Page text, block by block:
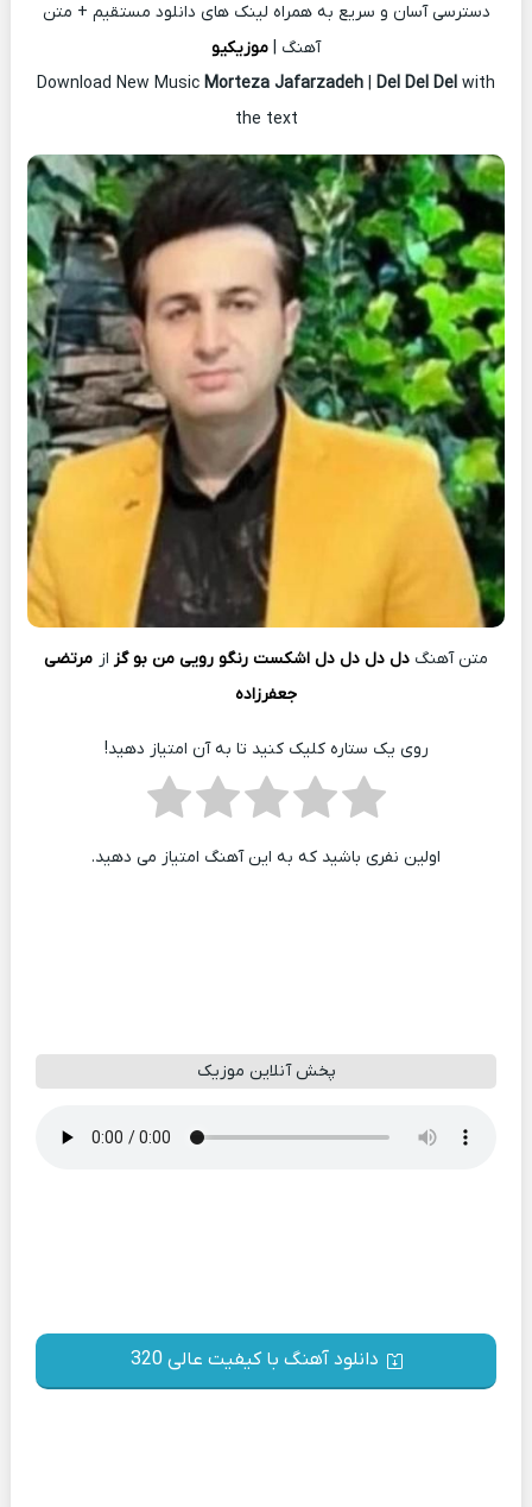
دسترسی آسان و سریع به همراه لینک های دانلود مستقیم + متن
آهنگ | موزیکیو
Download New Music Morteza Jafarzadeh | Del Del Del with
the text
متن آهنگ دل دل دل دل اشکست رنگو رویی من بو گز از مرتضی
جعفرزاده
روی یک ستاره کلیک کنید تا به آن امتیاز دهید!
اولین نفری باشید که به این آهنگ امتیاز می دهید.
پخش آنلاین موزیک
دانلود آهنگ با کیفیت عالی 320